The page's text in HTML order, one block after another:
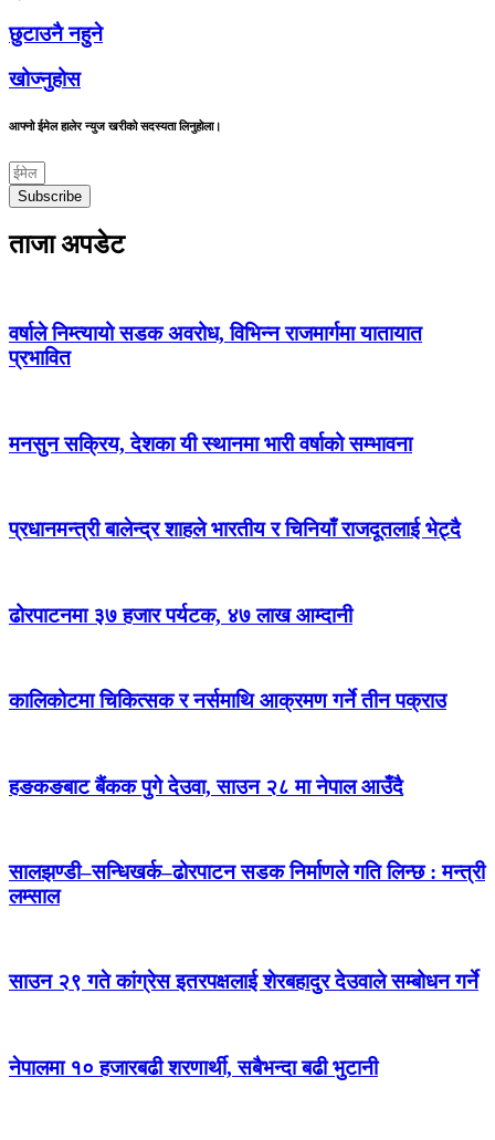
छुटाउनै नहुने
खोज्नुहोस
आफ्नो ईमेल हालेर न्युज खरीको सदस्यता लिनुहोला।
Subscribe
ताजा अपडेट
वर्षाले निम्त्यायो सडक अवरोध, विभिन्न राजमार्गमा यातायात
प्रभावित
मनसुन सक्रिय, देशका यी स्थानमा भारी वर्षाको सम्भावना
प्रधानमन्त्री बालेन्द्र शाहले भारतीय र चिनियाँ राजदूतलाई भेट्दै
ढोरपाटनमा ३७ हजार पर्यटक, ४७ लाख आम्दानी
कालिकोटमा चिकित्सक र नर्समाथि आक्रमण गर्ने तीन पक्राउ
हङकङबाट बैंकक पुगे देउवा, साउन २८ मा नेपाल आउँदै
सालझण्डी–सन्धिखर्क–ढोरपाटन सडक निर्माणले गति लिन्छ : मन्त्री
लम्साल
साउन २९ गते कांग्रेस इतरपक्षलाई शेरबहादुर देउवाले सम्बोधन गर्ने
नेपालमा १० हजारबढी शरणार्थी, सबैभन्दा बढी भुटानी